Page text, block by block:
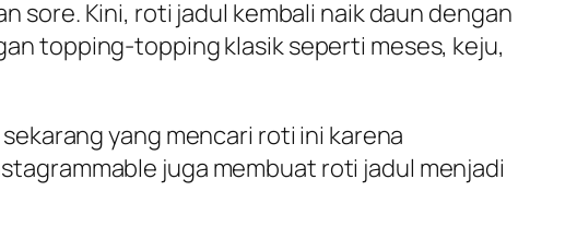
sore. Kini, roti jadul kembali naik daun dengan
topping-topping klasik seperti meses, keju,
yang mencari roti ini karena
juga membuat roti jadul menjadi